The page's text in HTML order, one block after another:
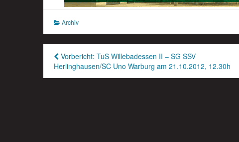
Archiv
Beitragsnavigation
Vorbericht: TuS Willebadessen II – SG SSV
Herlinghausen/SC Uno Warburg am 21.10.2012, 12.30h